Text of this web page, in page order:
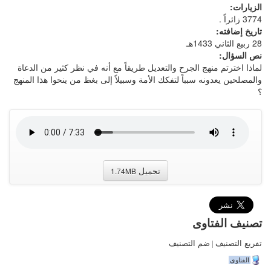
الزيارات:
3774 زائراً .
تاريخ إضافته:
28 ربيع الثاني 1433هـ
نص السؤال:
لماذا اخترتم منهج الجرح والتعديل طريقاً مع أنه في نظر كثير من الدعاة
والمصلحين يعدونه سبباً لتفكك الأمة وسبيلاً إلى بغظ من ينحوا هذا المنهج
؟
تحميل 1.74MB
تصنيف الفتاوى
تفريع التصنيف | ضم التصنيف
الفتاوى